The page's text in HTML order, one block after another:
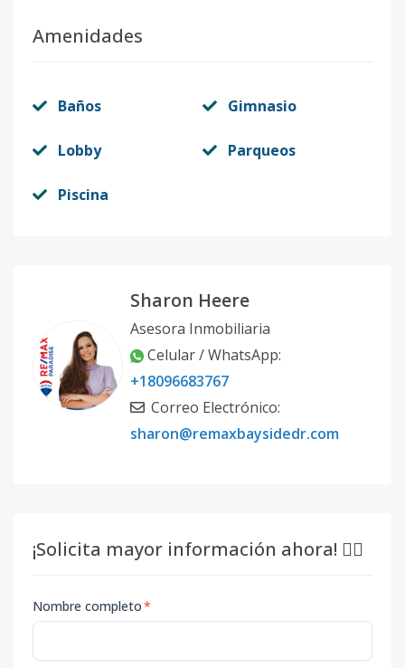
Amenidades
Baños Gimnasio
Lobby Parqueos
Piscina
Sharon Heere
Asesora Inmobiliaria
Celular / WhatsApp:
+18096683767
Correo Electrónico:
sharon@remaxbaysidedr.com
¡Solicita mayor información ahora! 👇🏽
Nombre completo*